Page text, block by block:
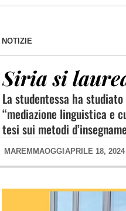
NOTIZIE
Siria si
La studentessa ha
“mediazione linguistica e
tesi sui metodi
MAREMMAOGGI APRILE 18, 2024